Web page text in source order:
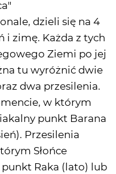
dzieli się na 4
i zimę. Każda z tych
Ziemi po jej
tu wyróżnić dwie
dwa przesilenia.
w którym
punkt Barana
Przesilenia
Słońce
Raka (lato) lub